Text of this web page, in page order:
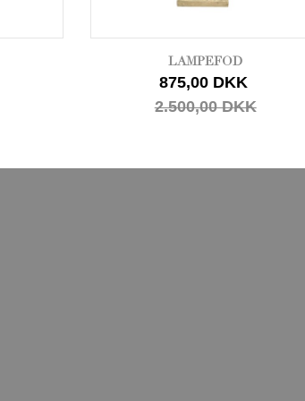
LAMPEFOD
875,00 DKK
2.500,00 DKK